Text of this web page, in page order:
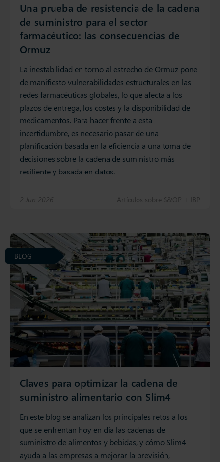
Una prueba de resistencia de la cadena
de suministro para el sector
farmacéutico: las consecuencias de
Ormuz
La inestabilidad en torno al estrecho de Ormuz pone
de manifiesto vulnerabilidades estructurales en las
redes farmacéuticas globales, lo que afecta a los
plazos de entrega, los costes y la disponibilidad de
medicamentos. Para hacer frente a esta
incertidumbre, es necesario pasar de una
planificación basada en la eficiencia a una toma de
decisiones sobre la cadena de suministro más
resiliente y basada en datos.
2 Jun 2026 Artículos sobre S&OP + IBP
Claves para optimizar la cadena de
suministro alimentario con Slim4
En este blog se analizan los principales retos a los
que se enfrentan hoy en día las cadenas de
suministro de alimentos y bebidas, y cómo Slim4
ayuda a las empresas a mejorar la previsión,
BLOG